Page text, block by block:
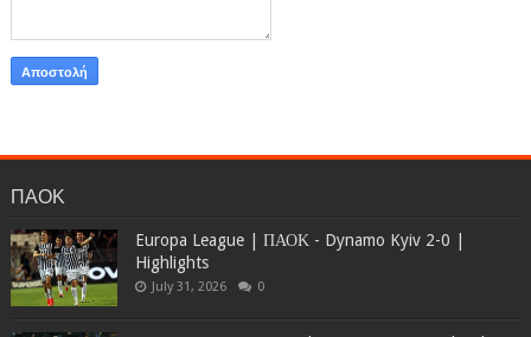
ΠΑΟΚ
Europa League | ΠΑΟΚ - Dynamo Kyiv 2-0 |
Highlights
July 31, 2026 0